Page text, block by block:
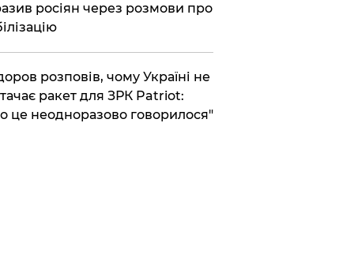
росіян через розмови про
розповів, чому Україні не
ракет для ЗРК Patriot:
це неодноразово говорилося"